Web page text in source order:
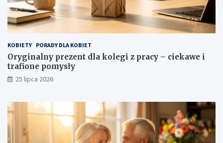
KOBIETY PORADY DLA KOBIET
Oryginalny prezent dla kolegi z pracy – ciekawe i
trafione pomysły
25 lipca 2026